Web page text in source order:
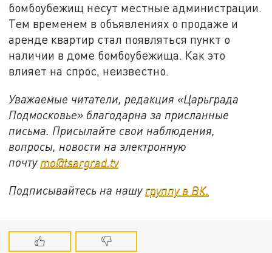
бомбоубежищ несут местные администрации.
Тем временем в объявлениях о продаже и
аренде квартир стал появляться пункт о
наличии в доме бомбоубежища. Как это
влияет на спрос, неизвестно.
Уважаемые читатели, редакция «Царьграда
Подмосковье» благодарна за присланные
письма. Присылайте свои наблюдения,
вопросы, новости на электронную
почту mo@tsargrad.tv
Подписывайтесь на нашу группу в ВК.